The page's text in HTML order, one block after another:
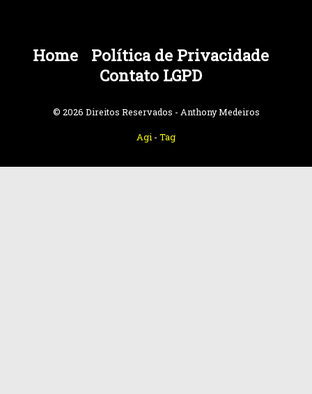
Home
Política de Privacidade
Contato LGPD
© 2026 Direitos Reservados - Anthony Medeiros
Agi - Tag